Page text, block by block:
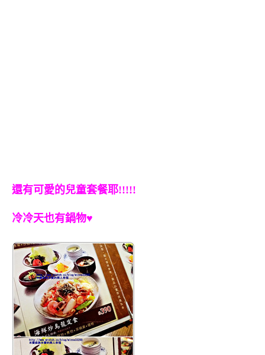
還有可愛的兒童套餐耶!!!!!
冷冷天也有鍋物♥